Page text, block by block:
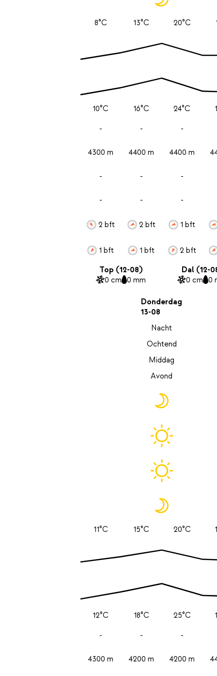
8°C
10°C
-
4300 m
-
-
2 bft
1 bft
13°C
16°C
-
4400 m
-
-
2 bft
1 bft
20°C
24°C
-
4400 m
-
-
1 bft
2 bft
Top (12-08)
0 cm 0 mm
Dal (12-
0 cm 0
Donderdag
13-08
Nacht
Ochtend
Middag
Avond
11°C
12°C
-
4300 m
15°C
18°C
-
4200 m
20°C
25°C
-
4200 m